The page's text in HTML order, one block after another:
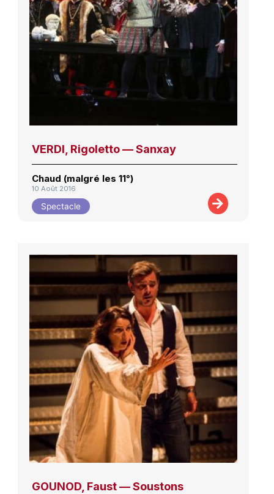
VERDI, Rigoletto — Sanxay
Chaud (malgré les 11°)
10 Août 2016
Spectacle
GOUNOD, Faust — Soustons